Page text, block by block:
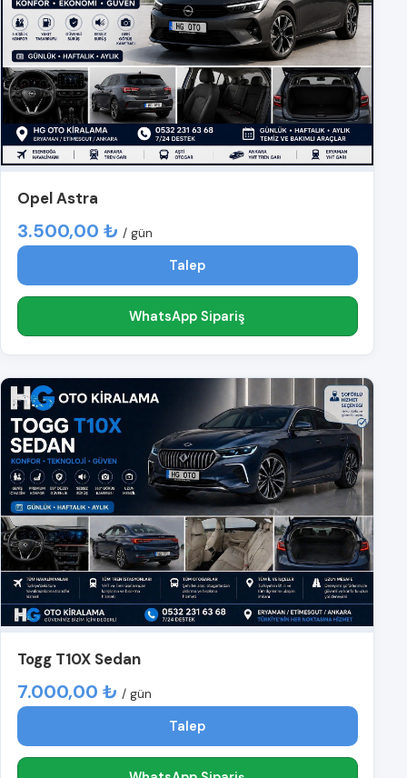
Opel Astra
3.500,00 ₺ / gün
Talep
WhatsApp Sipariş
Togg T10X Sedan
7.000,00 ₺ / gün
Talep